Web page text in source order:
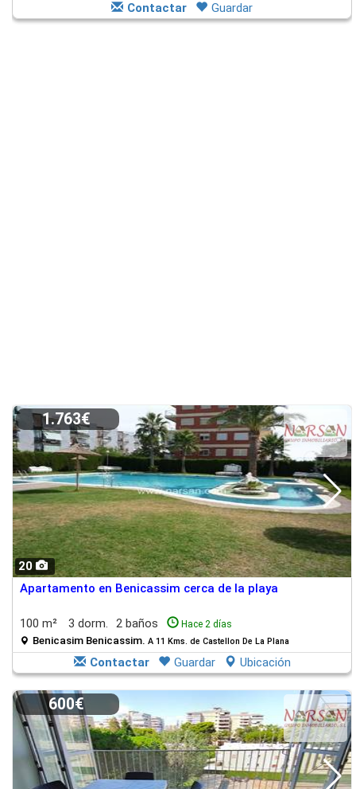
Contactar Guardar
20
1.763€
Apartamento en Benicassim cerca de la playa
100 m² 3 dorm. 2 baños Hace 2 días
Benicasim Benicassim. A 11 Kms. de Castellon De La Plana
Contactar Guardar Ubicación
600€